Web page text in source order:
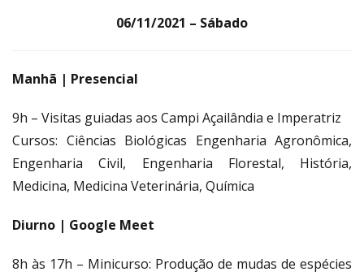
06/11/2021 – Sábado
Manhã | Presencial
9h – Visitas guiadas aos Campi Açailândia e Imperatriz
Cursos: Ciências Biológicas Engenharia Agronômica,
Engenharia Civil, Engenharia Florestal, História,
Medicina, Medicina Veterinária, Química
Diurno | Google Meet
8h às 17h – Minicurso: Produção de mudas de espécies